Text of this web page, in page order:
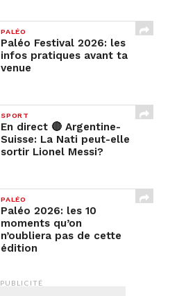
PALÉO
Paléo Festival 2026: les
infos pratiques avant ta
venue
SPORT
En direct 🔴 Argentine-
Suisse: La Nati peut-elle
sortir Lionel Messi?
PALÉO
Paléo 2026: les 10
moments qu’on
n’oubliera pas de cette
édition
PUBLICITÉ